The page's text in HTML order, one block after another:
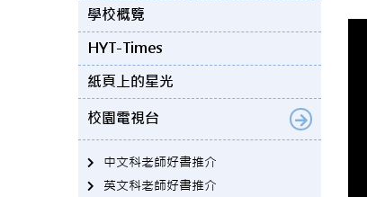
學校概覽
HYT-Times
紙頁上的星光
校園電視台
中文科老師好書推介
英文科老師好書推介